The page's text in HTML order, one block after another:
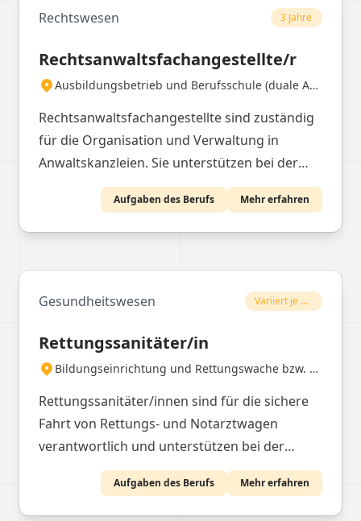
Rechtswesen 3 Jahre
Rechtsanwaltsfachangestellte/r
Ausbildungsbetrieb und Berufsschule (duale Ausbildung)
Rechtsanwaltsfachangestellte sind zuständig
für die Organisation und Verwaltung in
Anwaltskanzleien. Sie unterstützen bei der
Vorbereitung von Dokumenten und der
Abwicklung von administrativen Aufgaben.
Aufgaben des Berufs Mehr erfahren
Gesundheitswesen Variiert je nach Bildungsanbieter, Unterrichtszeit (Vollzeit/Teilzeit) und Lernform
Rettungssanitäter/in
Bildungseinrichtung und Rettungswache bzw. Krankenhaus (im Praktikum)
Rettungssanitäter/innen sind für die sichere
Fahrt von Rettungs- und Notarztwagen
verantwortlich und unterstützen bei der
Versorgung von Patienten in
Notfallsituationen.Aufgaben des Berufs Mehr erfahren